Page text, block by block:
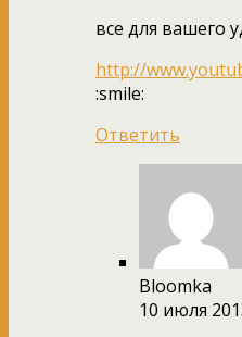
все для вашего
http://
:smile:
Ответить
Bloomka
10 июля